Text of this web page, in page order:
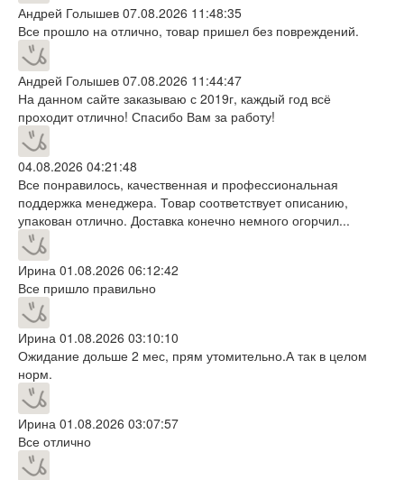
Андрей Голышев 07.08.2026 11:48:35
Все прошло на отлично, товар пришел без повреждений.
Андрей Голышев 07.08.2026 11:44:47
На данном сайте заказываю с 2019г, каждый год всё
проходит отлично! Спасибо Вам за работу!
04.08.2026 04:21:48
Все понравилось, качественная и профессиональная
поддержка менеджера. Товар соответствует описанию,
упакован отлично. Доставка конечно немного огорчил...
Ирина 01.08.2026 06:12:42
Все пришло правильно
Ирина 01.08.2026 03:10:10
Ожидание дольше 2 мес, прям утомительно.А так в целом
норм.
Ирина 01.08.2026 03:07:57
Все отлично